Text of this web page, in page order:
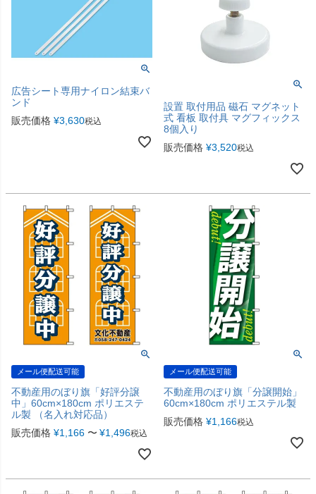
広告シート専用ナイロン結束バ
ンド
販売価格 ¥3,630税込
設置 取付用品 磁石 マグネット
式 看板 取付具 マグフィックス
8個入り
販売価格 ¥3,520税込
メール便配送可能
不動産用のぼり旗「好評分譲
中」60cm×180cm ポリエステ
ル製 （名入れ対応品）
販売価格 ¥1,166 〜 ¥1,496税込
メール便配送可能
不動産用のぼり旗「分譲開始」
60cm×180cm ポリエステル製
販売価格 ¥1,166税込